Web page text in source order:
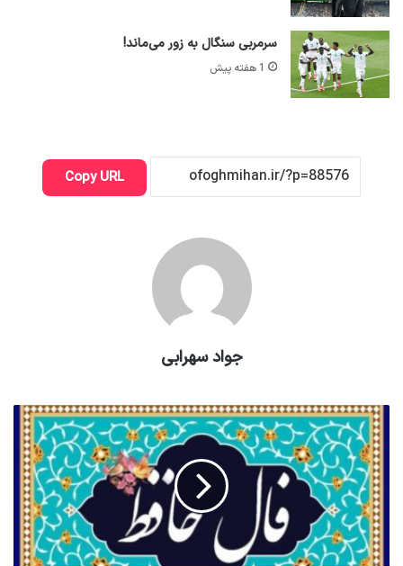
سرمربی سنگال به زور می‌ماند!
1 هفته پیش
Copy URL
جواد سهرابی